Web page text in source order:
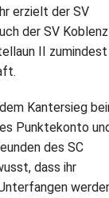
erzielt der SV
der SV
II zumindest
Kantersieg
Punktekonto
des SC
dass ihr